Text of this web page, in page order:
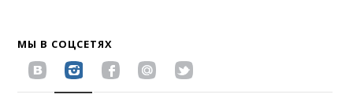
МЫ В СОЦСЕТЯХ